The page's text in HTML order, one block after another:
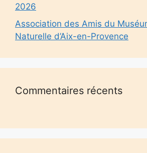
2026
Association des Amis du
Naturelle d’Aix-en-Provence
Commentaires récents